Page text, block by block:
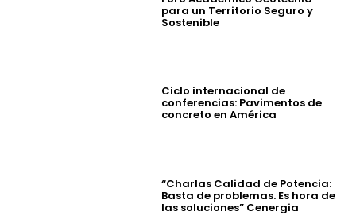
para un Territorio Seguro y
Sostenible
Ciclo internacional de
conferencias: Pavimentos de
concreto en América
“Charlas Calidad de Potencia:
Basta de problemas. Es hora de
las soluciones” Cenergia